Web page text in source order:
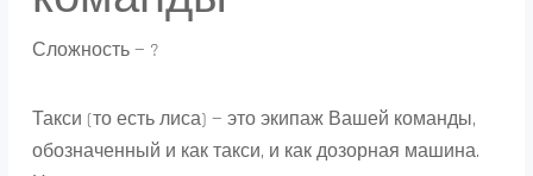
Сложность — ?
Такси (то есть лиса) — это экипаж Вашей команды,
обозначенный и как такси, и как дозорная машина.